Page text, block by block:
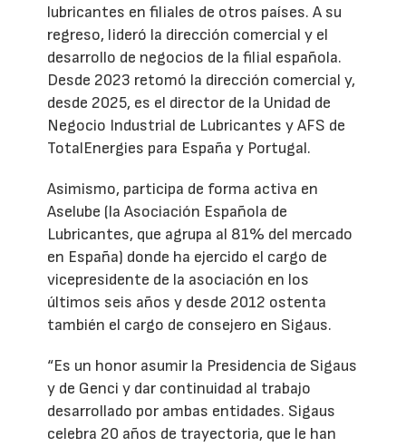
lubricantes en filiales de otros países. A su
regreso, lideró la dirección comercial y el
desarrollo de negocios de la filial española.
Desde 2023 retomó la dirección comercial y,
desde 2025, es el director de la Unidad de
Negocio Industrial de Lubricantes y AFS de
TotalEnergies para España y Portugal.
Asimismo, participa de forma activa en
Aselube (la Asociación Española de
Lubricantes, que agrupa al 81% del mercado
en España) donde ha ejercido el cargo de
vicepresidente de la asociación en los
últimos seis años y desde 2012 ostenta
también el cargo de consejero en Sigaus.
“Es un honor asumir la Presidencia de Sigaus
y de Genci y dar continuidad al trabajo
desarrollado por ambas entidades. Sigaus
celebra 20 años de trayectoria, que le han